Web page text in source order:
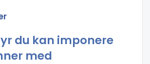
du kan imponere
med